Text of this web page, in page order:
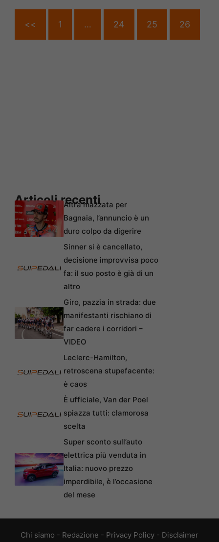
<< 1 … 24 25 26
Articoli recenti
Altra mazzata per
Bagnaia, l’annuncio è un
duro colpo da digerire
Sinner si è cancellato,
decisione improvvisa poco
fa: il suo posto è già di un
altro
Giro, pazzia in strada: due
manifestanti rischiano di
far cadere i corridori –
VIDEO
Leclerc-Hamilton,
retroscena stupefacente:
è caos
È ufficiale, Van der Poel
spiazza tutti: clamorosa
scelta
Super sconto sull’auto
elettrica più venduta in
Italia: nuovo prezzo
imperdibile, è l’occasione
del mese
Chi siamo - Redazione - Privacy Policy - Disclaimer